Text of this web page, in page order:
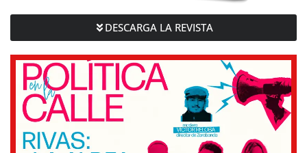
DESCARGA LA REVISTA